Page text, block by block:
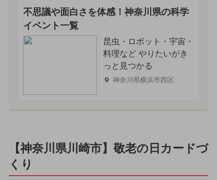
不思議や面白さを体感！神奈川県の科学
イベント一覧
昆虫・ロボット・宇宙・
料理など やりたいがき
っと見つかる
神奈川県横浜市西区
【神奈川県川崎市】敬老の日カードづ
くり